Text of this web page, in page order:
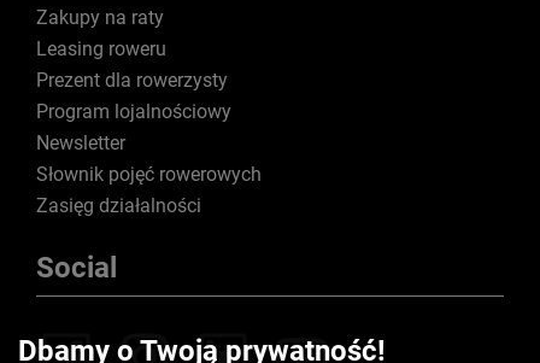
Zakupy na raty
Leasing roweru
Prezent dla rowerzysty
Program lojalnościowy
Newsletter
Słownik pojęć rowerowych
Zasięg działalności
Social
Dbamy o Twoją prywatność!